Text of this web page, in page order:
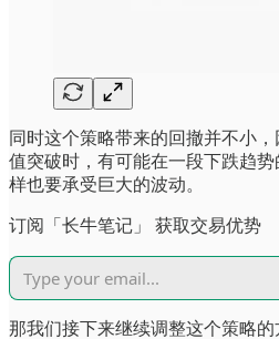
同时这个策略带来的回撤并不小
值突破时，有可能在一段下跌趋
样也要承受巨大的波动。
订阅「长牛笔记」 获取交易优势
那我们接下来继续调整这个策略